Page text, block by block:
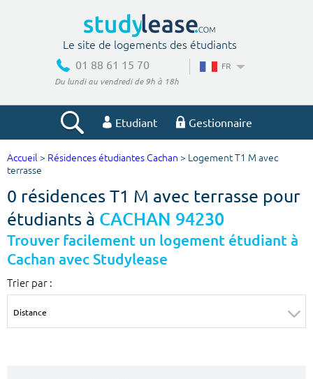
Le site de logements des étudiants
01 88 61 15 70
Du lundi au vendredi de 9h à 18h
FR
Etudiant Gestionnaire
Votre recherche
Ville, école
Budget min
€
Budget max
€
Surface min Surface max
Accueil > Résidences étudiantes Cachan > Logement T1 M avec
terrasse
0 résidences T1 M avec terrasse pour
étudiants à CACHAN 94230
Trouver facilement un logement étudiant à
Cachan avec Studylease
Trier par :